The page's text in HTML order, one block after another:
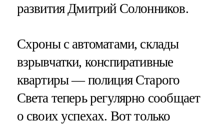
развития Дмитрий Солонников.
Схроны с автоматами, склады
взрывчатки, конспиративные
квартиры — полиция Старого
Света теперь регулярно сообщает
о своих успехах. Вот только